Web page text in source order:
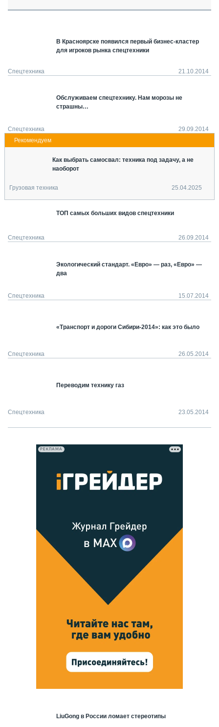
СТАТЬИ ПО КАТЕГОРИЯМ ТЕХНИКИ
В Красноярске появился первый бизнес-кластер
для игроков рынка спецтехники
Спецтехника 21.10.2014
Обслуживаем спецтехнику. Нам морозы не
страшны…
Спецтехника 29.09.2014
Как выбрать самосвал: техника под задачу, а не
наоборот
Грузовая техника 25.04.2025
ТОП самых больших видов спецтехники
Спецтехника 26.09.2014
Экологический стандарт. «Евро» — раз, «Евро» —
два
Спецтехника 15.07.2014
«Транспорт и дороги Сибири-2014»: как это было
Спецтехника 26.05.2014
Переводим технику газ
Спецтехника 23.05.2014
РЕКЛАМА
LiuGong в России ломает стереотипы